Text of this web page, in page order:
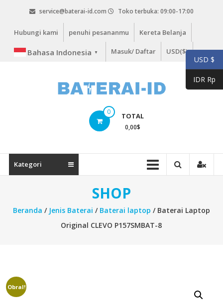
service@baterai-id.com Toko terbuka: 09:00-17:00
Hubungi kami penuhi pesananmu Kereta Belanja
Bahasa Indonesia ▼ Masuk/ Daftar USD($)
id.com
0 TOTAL
0,00$
Kategori
SHOP
Beranda / Jenis Baterai / Baterai laptop / Baterai Laptop
Original CLEVO P157SMBAT-8
Obral!
USD $
IDR Rp